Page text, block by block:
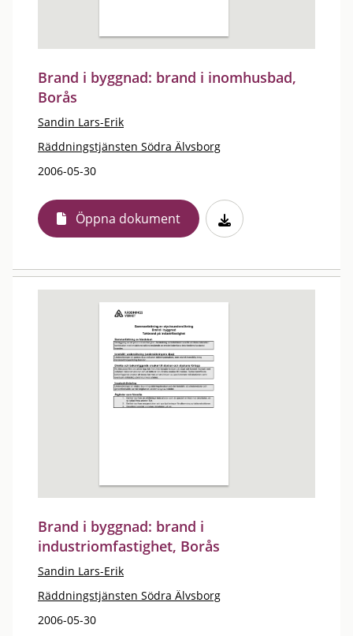
Brand i byggnad: brand i inomhusbad,
Borås
Sandin Lars-Erik
Räddningstjänsten Södra Älvsborg
2006-05-30
Öppna dokument
Brand i byggnad: brand i
industriomfastighet, Borås
Sandin Lars-Erik
Räddningstjänsten Södra Älvsborg
2006-05-30